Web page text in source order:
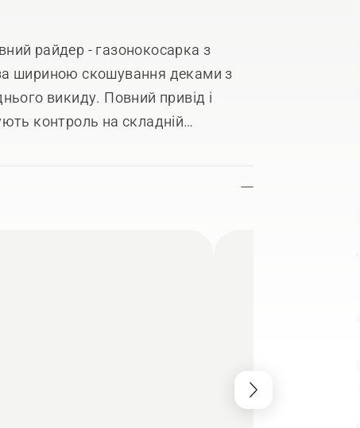
райдер - газонокосарка з
шириною скошування деками з
викиду. Повний привід і
контроль на складній
темну пору року. Підготовлений